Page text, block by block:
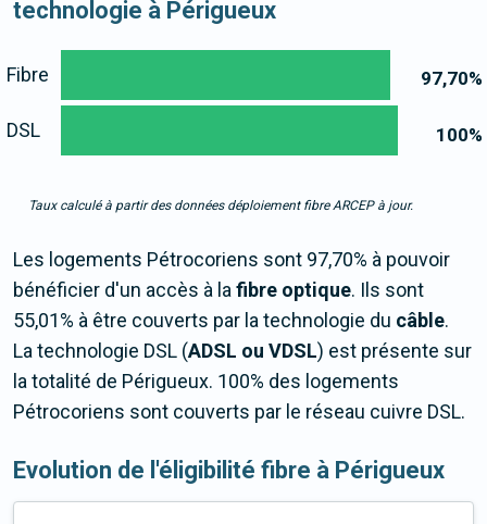
technologie à Périgueux
97,70%
100%
Fibre
DSL
Taux calculé à partir des données déploiement fibre ARCEP à jour.
Les logements Pétrocoriens sont 97,70% à pouvoir
bénéficier d'un accès à lafibre optique. Ils sont
55,01% à être couverts par la technologie du câble.
La technologie DSL (ADSL ou VDSL) est présente sur
la totalité de Périgueux. 100% des logements
Pétrocoriens sont couverts par le réseau cuivre DSL.
Evolution de l'éligibilité fibre à Périgueux